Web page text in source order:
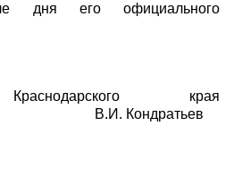
дня его официального
края